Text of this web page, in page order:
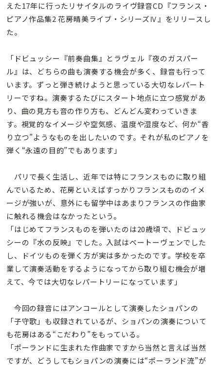
えた17年に行ったリサイタルのライヴ録音CD『フランス・
ピアノ作品集2 花房晴美ライブ・シリーズⅣ』をリリースし
た。
「ドビュッシー『前奏曲集』とラヴェル『夜のガスパー
ル』は、どちらの曲も演奏する機会が多く、録音も行って
います。ずっと弾き続けようと思っている大切なレパート
リーですね。演奏するたびにスタート地点に立つ感覚があ
り、曲の見方も音の作り方も、どんどん変わっていきま
す。視覚的なイメージや空気感、温度や湿度など、何か“香
り立つ”ようなものを出したいのです。それが私のピアノを
弾く“永遠の目的”でもあります」
パリで長く生活し、近年では特にフランスものに取り組
んでいるため、花房といえばすっかりフランスもののイメ
ージが強いが、意外にも留学中はあまりフランスの作曲家
に触れる機会はなかったという。
「はじめてフランスものを弾いたのは20歳頃で、ドビュッ
シーの『水の反映』でした。入試はベートーヴェンでした
し、ドイツものを弾く方が実は多かったのです。学校を卒
業して演奏活動をするようになってから取り組む機会が増
えて、今では大切なレパートリーになっています」
今回の録音にはアンコールとして演奏したショパンの
「子守歌」も収録されているが、ショパンの演奏について
も花房はある“こだわり”をもっている。
「ポーランドに生まれた作曲家ですから当然と言えば当然
ですが、どうしてもショパンの演奏には“ポーランド流”が